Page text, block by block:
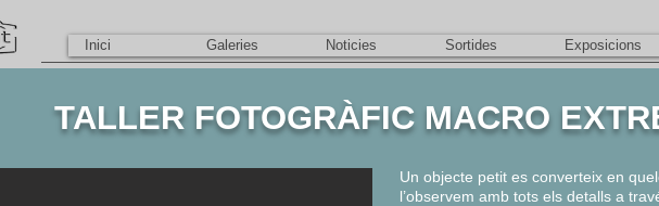
Inici Galeries Noticies Sortides Exposicions
TALLER FOTOGRÀFIC MACRO
Un objecte petit es converteix en
l’observem amb tots els detalls a